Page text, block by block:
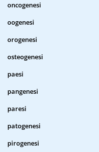
oncogenesi
oogenesi
orogenesi
osteogenesi
paesi
pangenesi
paresi
patogenesi
pirogenesi